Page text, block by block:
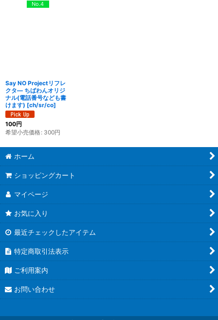
No.4
Say NO Projectリフレ
クタ― ちばわんオリジ
ナル(電話番号なども書
けます) [ch/sr/co]
100円
希望小売価格: 300円
ホーム
ショッピングカート
マイページ
お気に入り
最近チェックしたアイテム
特定商取引法表示
ご利用案内
お問い合わせ